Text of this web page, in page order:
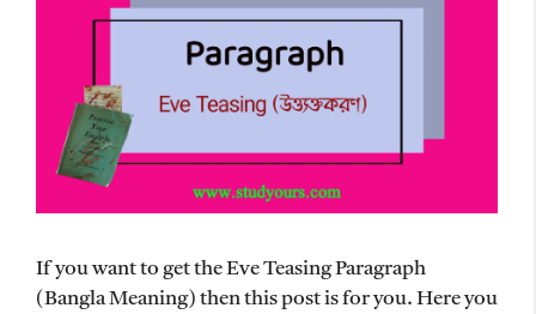
If you want to get the Eve Teasing Paragraph
(Bangla Meaning) then this post is for you. Here you